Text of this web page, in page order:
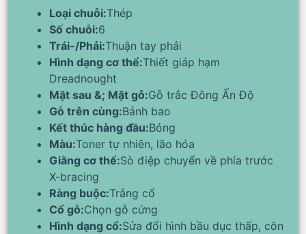
Loại chuỗi:Thép
Số chuỗi:6
Trái-/Phải:Thuận tay phải
Hình dạng cơ thể:Thiết giáp hạm
Dreadnought
Mặt sau &; Mặt gỗ:Gỗ trắc Đông Ấn Độ
Gỗ trên cùng:Bảnh bao
Kết thúc hàng đầu:Bóng
Màu:Toner tự nhiên, lão hóa
Giằng cơ thể:Sò điệp chuyển về phía trước
X-bracing
Ràng buộc:Trắng cổ
Cổ gỗ:Chọn gỗ cứng
Hình dạng cổ:Sửa đổi hình bầu dục thấp, côn